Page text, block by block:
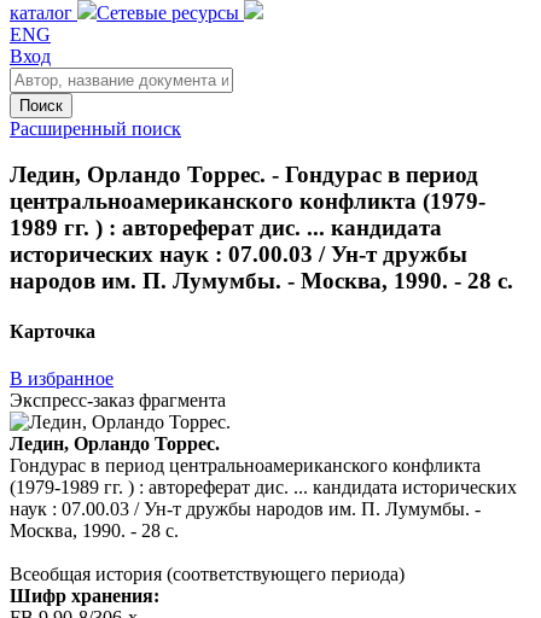
каталог
Сетевые ресурсы
ENG
Вход
Поиск
Расширенный поиск
Ледин, Орландо Торрес. - Гондурас в период
центральноамериканского конфликта (1979-
1989 гг. ) : автореферат дис. ... кандидата
исторических наук : 07.00.03 / Ун-т дружбы
народов им. П. Лумумбы. - Москва, 1990. - 28 с.
Карточка
В избранное
Экспресс-заказ фрагмента
Ледин, Орландо Торрес.
Гондурас в период центральноамериканского конфликта
(1979-1989 гг. ) : автореферат дис. ... кандидата исторических
наук : 07.00.03 / Ун-т дружбы народов им. П. Лумумбы. -
Москва, 1990. - 28 с.
Всеобщая история (соответствующего периода)
Шифр хранения: